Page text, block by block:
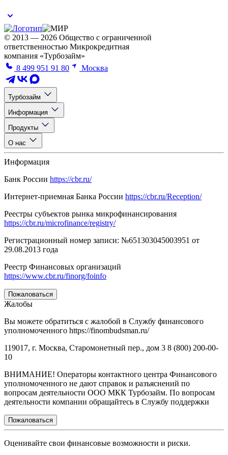
© 2013 — 2026 Общество с ограниченной
ответственностью Микрокредитная
компания «Турбозайм»
8 499 951 91 80
Москва
Турбозайм
Информация
Продукты
О нас
Информация
Банк России https://cbr.ru/
Интернет-приемная Банка России https://cbr.ru/Reception/
Реестры субъектов рынка микрофинансирования
https://cbr.ru/microfinance/registry/
Регистрационный номер записи: №651303045003951 от
29.08.2013 года
Реестр Финансовых организаций
https://www.cbr.ru/finorg/foinfo
Пожаловаться
Жалобы
Вы можете обратиться с жалобой в Службу финансового
уполномоченного https://finombudsman.ru/
119017, г. Москва, Старомонетный пер., дом 3 8 (800) 200-00-
10
ВНИМАНИЕ! Операторы контактного центра Финансового
уполномоченного не дают справок и разъяснений по
вопросам деятельности ООО МКК Турбозайм. По вопросам
деятельности компании обращайтесь в Службу поддержки
Пожаловаться
Оценивайте свои финансовые возможности и риски.